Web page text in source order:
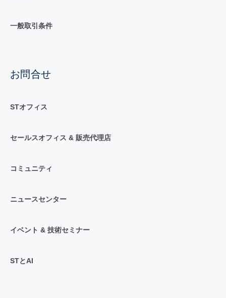
一般取引条件
お問合せ
STオフィス
セールスオフィス & 販売代理店
コミュニティ
ニュースセンター
イベント & 技術セミナー
STとAI